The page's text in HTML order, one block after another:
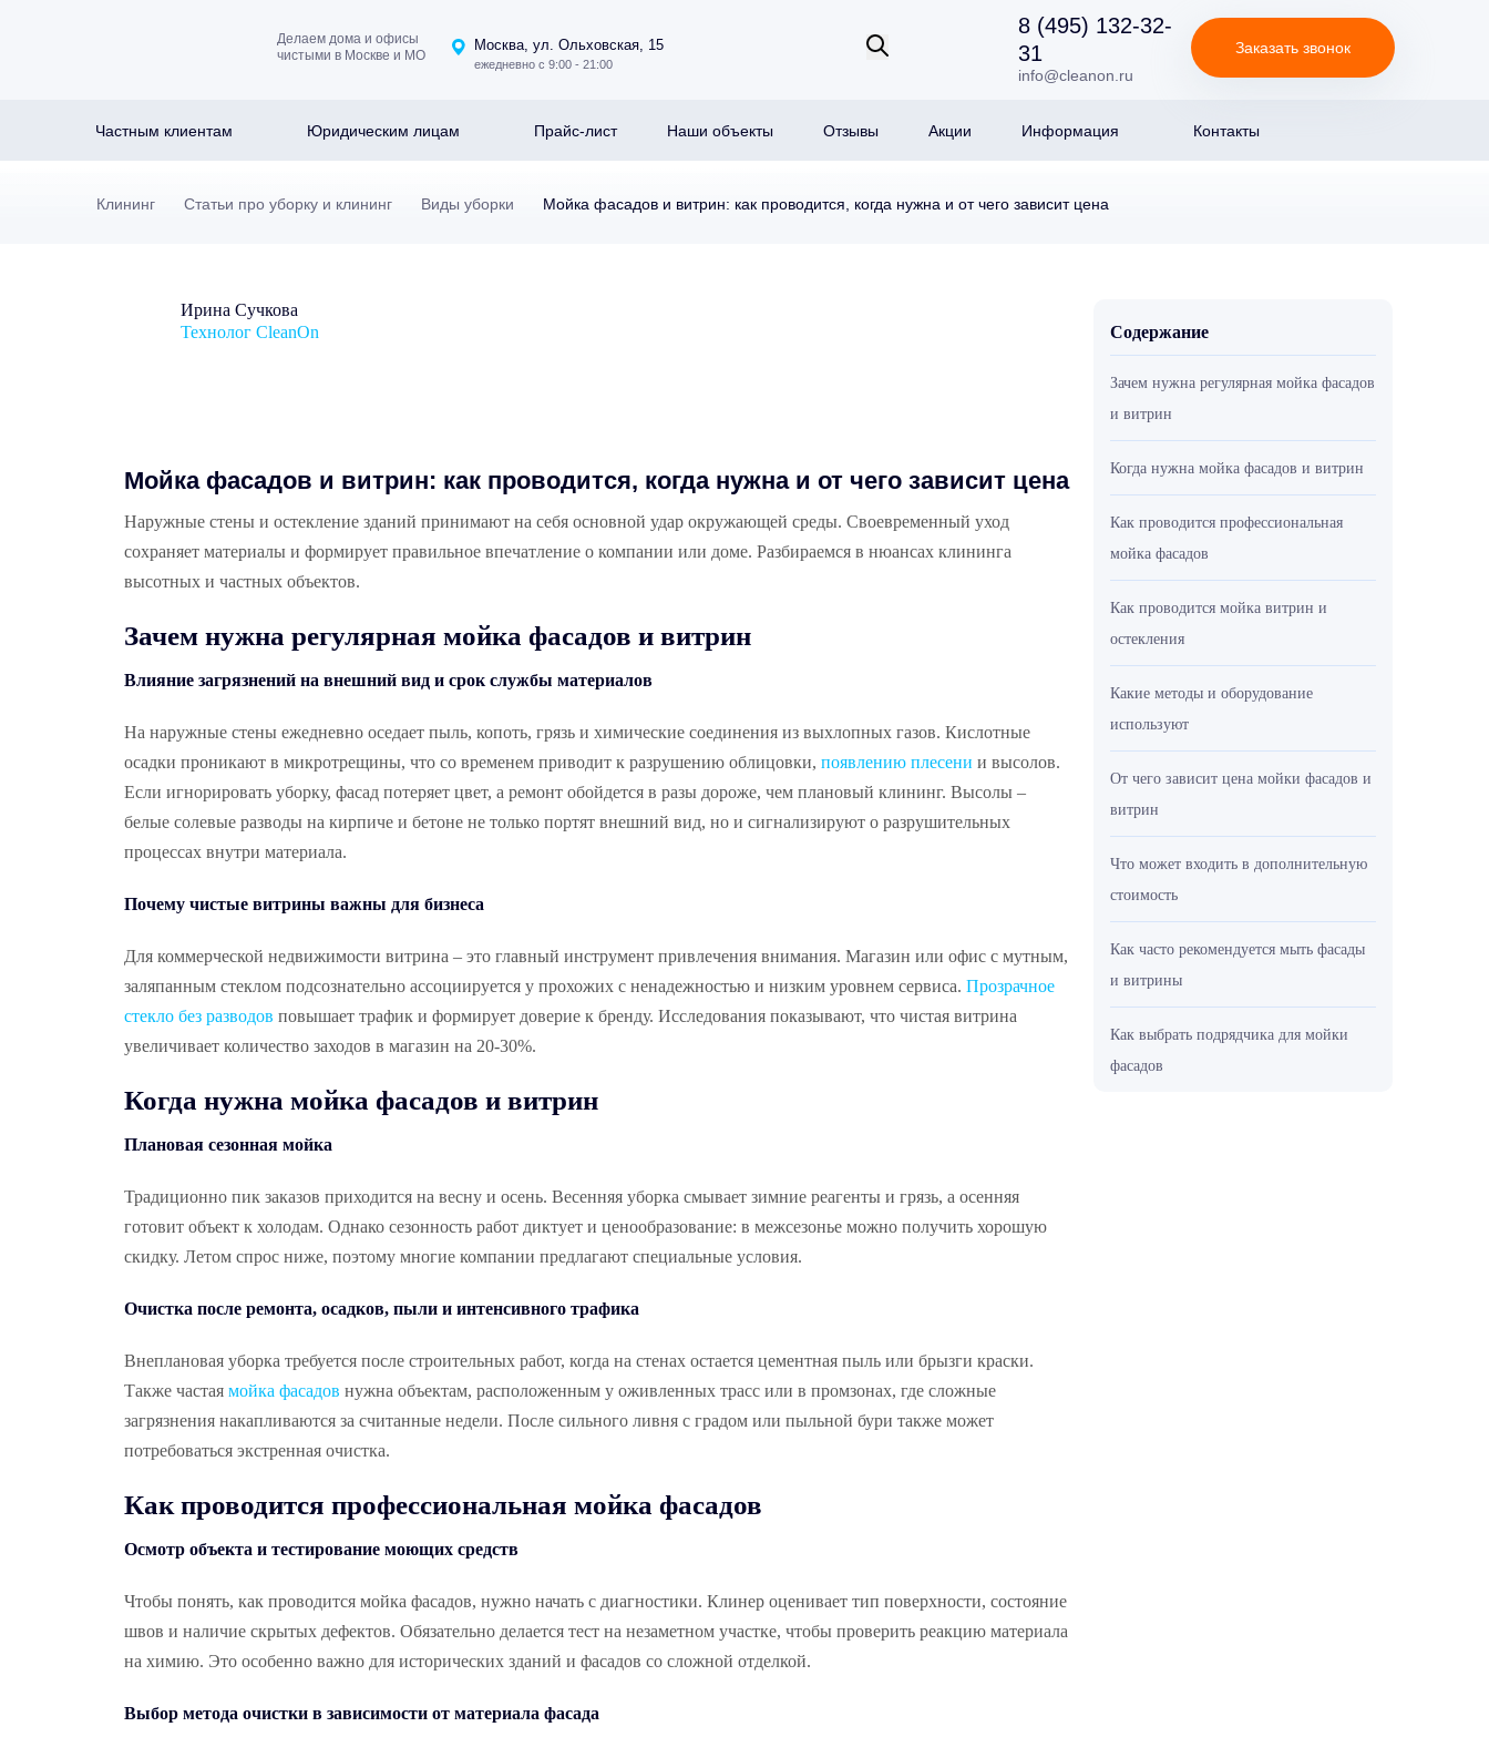
Делаем дома и офисы
чистыми в Москве и МО
Москва, ул. Ольховская, 15
ежедневно с 9:00 - 21:00
8 (495) 132-32-
31
info@cleanon.ru
Заказать звонок
Частным клиентам Юридическим лицам Прайс-лист Наши объекты Отзывы Акции Информация Контакты
Клининг Статьи про уборку и клининг Виды уборки Мойка фасадов и витрин: как проводится, когда нужна и от чего зависит цена
Ирина Сучкова
Технолог CleanOn
Мойка фасадов и витрин: как проводится, когда нужна и от чего зависит цена
Содержание
Зачем нужна регулярная мойка фасадов
и витрин
Когда нужна мойка фасадов и витрин
Как проводится профессиональная
мойка фасадов
Как проводится мойка витрин и
остекления
Какие методы и оборудование
используют
От чего зависит цена мойки фасадов и
витрин
Что может входить в дополнительную
стоимость
Как часто рекомендуется мыть фасады
и витрины
Как выбрать подрядчика для мойки
фасадов
Наружные стены и остекление зданий принимают на себя основной удар окружающей среды. Своевременный уход
сохраняет материалы и формирует правильное впечатление о компании или доме. Разбираемся в нюансах клининга
высотных и частных объектов.
Зачем нужна регулярная мойка фасадов и витрин
Влияние загрязнений на внешний вид и срок службы материалов
На наружные стены ежедневно оседает пыль, копоть, грязь и химические соединения из выхлопных газов. Кислотные
осадки проникают в микротрещины, что со временем приводит к разрушению облицовки, появлению плесени и высолов.
Если игнорировать уборку, фасад потеряет цвет, а ремонт обойдется в разы дороже, чем плановый клининг. Высолы –
белые солевые разводы на кирпиче и бетоне не только портят внешний вид, но и сигнализируют о разрушительных
процессах внутри материала.
Почему чистые витрины важны для бизнеса
Для коммерческой недвижимости витрина – это главный инструмент привлечения внимания. Магазин или офис с мутным,
заляпанным стеклом подсознательно ассоциируется у прохожих с ненадежностью и низким уровнем сервиса. Прозрачное
стекло без разводов повышает трафик и формирует доверие к бренду. Исследования показывают, что чистая витрина
увеличивает количество заходов в магазин на 20-30%.
Когда нужна мойка фасадов и витрин
Плановая сезонная мойка
Традиционно пик заказов приходится на весну и осень. Весенняя уборка смывает зимние реагенты и грязь, а осенняя
готовит объект к холодам. Однако сезонность работ диктует и ценообразование: в межсезонье можно получить хорошую
скидку. Летом спрос ниже, поэтому многие компании предлагают специальные условия.
Очистка после ремонта, осадков, пыли и интенсивного трафика
Внеплановая уборка требуется после строительных работ, когда на стенах остается цементная пыль или брызги краски.
Также частая мойка фасадов нужна объектам, расположенным у оживленных трасс или в промзонах, где сложные
загрязнения накапливаются за считанные недели. После сильного ливня с градом или пыльной бури также может
потребоваться экстренная очистка.
Как проводится профессиональная мойка фасадов
Осмотр объекта и тестирование моющих средств
Чтобы понять, как проводится мойка фасадов, нужно начать с диагностики. Клинер оценивает тип поверхности, состояние
швов и наличие скрытых дефектов. Обязательно делается тест на незаметном участке, чтобы проверить реакцию материала
на химию. Это особенно важно для исторических зданий и фасадов со сложной отделкой.
Выбор метода очистки в зависимости от материала фасада